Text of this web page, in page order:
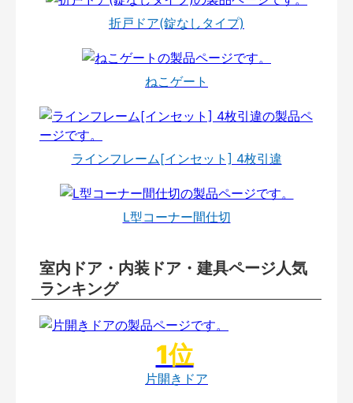
折戸ドア(錠なしタイプ)
ねこゲート
ラインフレーム[インセット] 4枚引違
L型コーナー間仕切
室内ドア・内装ドア・建具ページ人気
ランキング
片開きドア